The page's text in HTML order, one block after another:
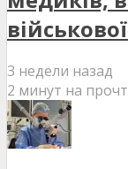
3 недели назад
2 минут на